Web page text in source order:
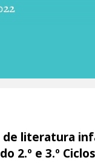
de literatura
2.º e 3.º